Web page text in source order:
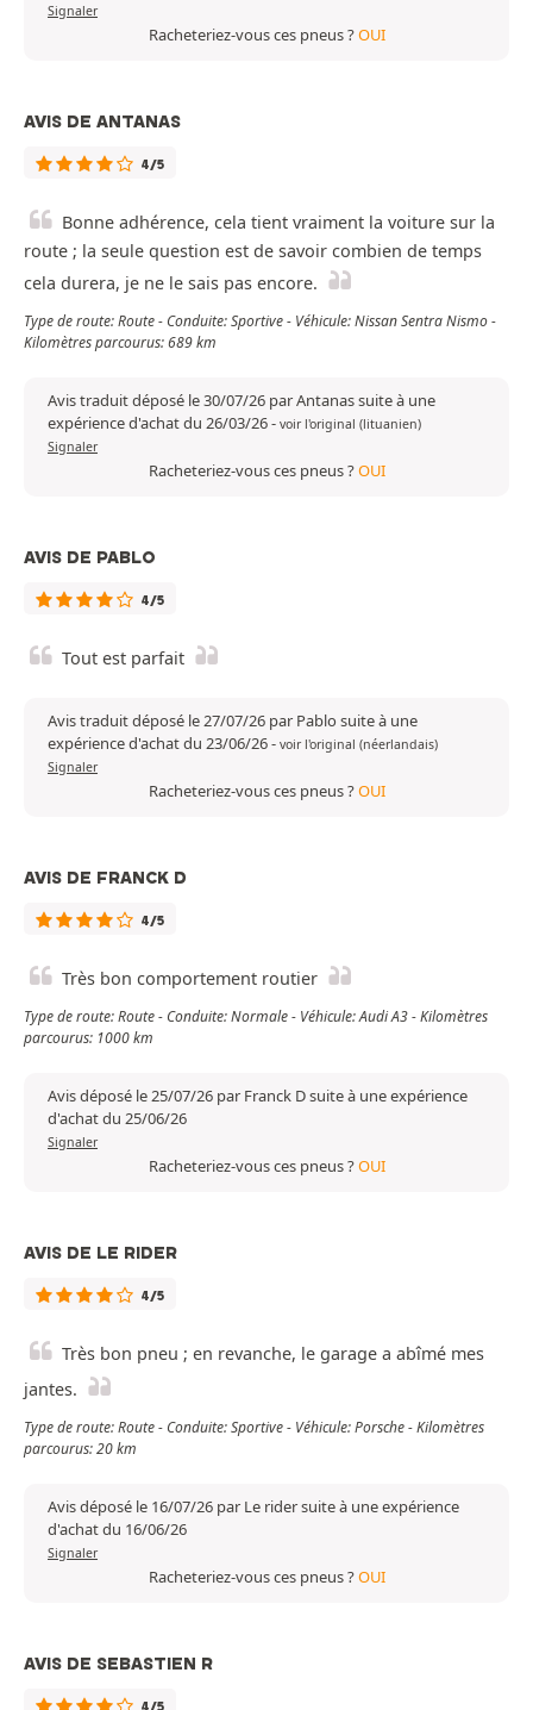
Signaler
Racheteriez-vous ces pneus ?OUI
AVIS DE ANTANAS
4/5
Bonne adhérence, cela tient vraiment la voiture sur la
route ; la seule question est de savoir combien de temps
cela durera, je ne le sais pas encore.
Type de route: Route - Conduite: Sportive - Véhicule: Nissan Sentra Nismo -
Kilomètres parcourus: 689 km
Avis traduit déposé le 30/07/26 par Antanas suite à une
expérience d'achat du 26/03/26- voir l'original (lituanien)
Signaler
Racheteriez-vous ces pneus ?OUI
AVIS DE PABLO
4/5
Tout est parfait
Avis traduit déposé le 27/07/26 par Pablo suite à une
expérience d'achat du 23/06/26- voir l'original (néerlandais)
Signaler
Racheteriez-vous ces pneus ?OUI
AVIS DE FRANCK D
4/5
Très bon comportement routier
Type de route: Route - Conduite: Normale - Véhicule: Audi A3 - Kilomètres
parcourus: 1000 km
Avis déposé le 25/07/26 par Franck D suite à une expérience
d'achat du 25/06/26
Signaler
Racheteriez-vous ces pneus ?OUI
AVIS DE LE RIDER
4/5
Très bon pneu ; en revanche, le garage a abîmé mes
jantes.
Type de route: Route - Conduite: Sportive - Véhicule: Porsche - Kilomètres
parcourus: 20 km
Avis déposé le 16/07/26 par Le rider suite à une expérience
d'achat du 16/06/26
Signaler
Racheteriez-vous ces pneus ?OUI
AVIS DE SEBASTIEN R